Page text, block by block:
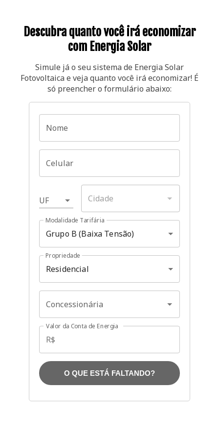
Descubra quanto você irá economizar
com Energia Solar
Simule já o seu sistema de Energia Solar
Fotovoltaica e veja quanto você irá economizar! É
só preencher o formulário abaixo:
Nome
Celular
UF Cidade
Modalidade Tarifária
Grupo B (Baixa Tensão)
Propriedade
Residencial
Concessionária
Valor da Conta de Energia
R$
O QUE ESTÁ FALTANDO?